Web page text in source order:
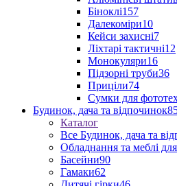
Біноклі157
Далекоміри10
Кейси захисні7
Ліхтарі тактичні12
Монокуляри16
Підзорні труби36
Приціли74
Сумки для
Будинок, дача та відпочинок
Каталог
Все Будинок, дача та
Обладнання та меблі
Басейни90
Гамаки62